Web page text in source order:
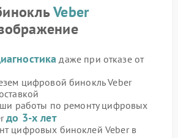
Veber
даже при отказе от
цифровой бинокль Veber
работы по ремонту цифровых
до 3-х лет
цифровых биноклей Veber в